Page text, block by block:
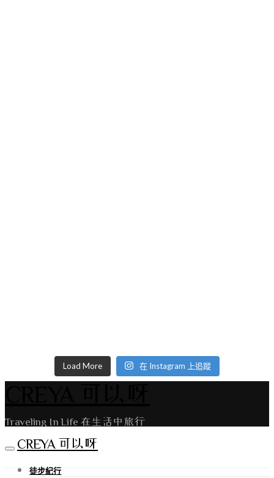
Load More 在 Instagram 上追蹤
Traveling In Life 在生活中旅行
CREYA 可以呀
徒步紀行